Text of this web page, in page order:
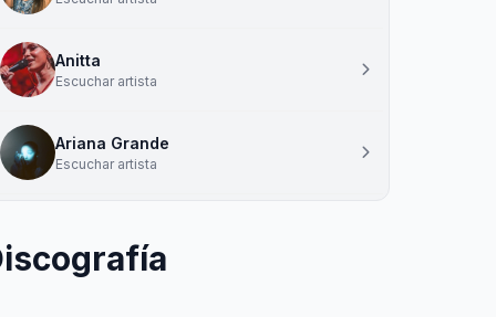
Anitta
Escuchar artista
Ariana Grande
Escuchar artista